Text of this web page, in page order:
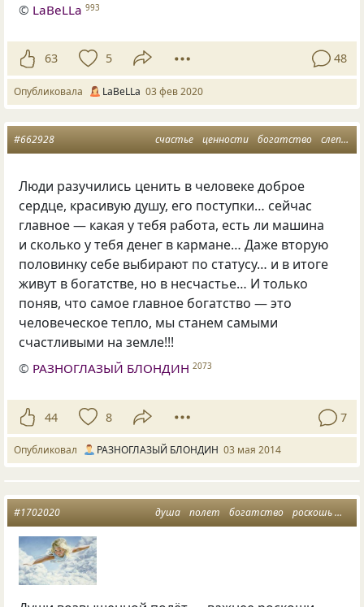
© LaBeLLa 993
63 5 48
Опубликовала LaBeLLa 03 фев 2020
счастье ценности богатство слепота
#662928
Люди разучились ценить в человеке доброе
сердце, красивую душу, его поступки… сейчас
главное — какая у тебя работа, есть ли машина
и сколько у тебя денег в кармане… Даже вторую
половинку себе выбирают по статусу… и в итоге
живут в богатстве, но в несчастье… И только
поняв, что самое главное богатство — это
человеческое тепло, мы станем самыми
счастливыми на земле!!!
© РАЗНОГЛАЗЫЙ БЛОНДИН 2073
44 8 7
Опубликовал РАЗНОГЛАЗЫЙ БЛОНДИН 03 мая 2014
душа полет богатство роскошь
#1702020